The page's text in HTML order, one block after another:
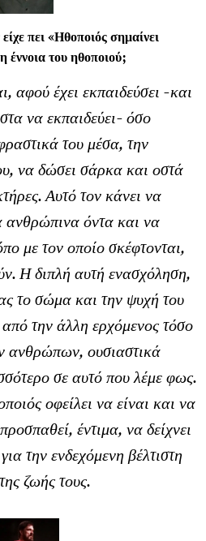
πει «Ηθοποιός σημαίνει
έννοια του ηθοποιού;
αφού έχει εκπαιδεύσει -και
να εκπαιδεύει- όσο
του μέσα, την
να δώσει σάρκα και οστά
Αυτό τον κάνει να
ανθρώπινα όντα και να
με τον οποίο σκέφτονται,
Η διπλή αυτή ενασχόληση,
το σώμα και την ψυχή του
την άλλη ερχόμενος τόσο
ανθρώπων, ουσιαστικά
σε αυτό που λέμε φως.
οφείλει να είναι και να
έντιμα, να δείχνει
την ενδεχόμενη βέλτιστη
ζωής τους.